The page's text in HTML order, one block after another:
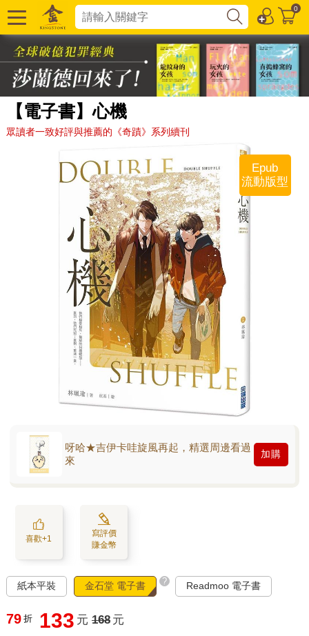
0
【電子書】心機
眾讀者一致好評與推薦的《奇蹟》系列續刊
Epub
流動版型
呀哈★吉伊卡哇旋風再起，精選周邊看過
來
加購
喜歡+1
寫評價
賺金幣
紙本平裝 金石堂 電子書 ? Readmoo 電子書
79 折 133 元 168 元